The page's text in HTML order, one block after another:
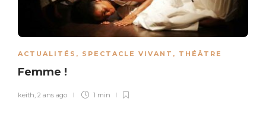
ACTUALITÉS , SPECTACLE VIVANT , THÉÂTRE
Femme !
keith, 2 ans ago 1 min